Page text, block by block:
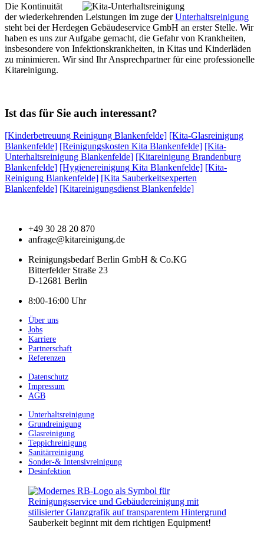
Die Kontinuität
der wiederkehrenden Leistungen im zuge derUnterhaltsreinigung
steht bei der Herdegen Gebäudeservice GmbH an erster Stelle. Wir
haben es uns zur Aufgabe gemacht, die Gefahr von Krankheiten,
insbesondere von Infektionskrankheiten, in Kitas und Kinderläden
zu minimieren. Wir sind Ihr Ansprechpartner für eine professionelle
Kitareinigung.
Ist das für Sie auch interessant?
[Kinderbetreuung Reinigung Blankenfelde] [Kita-Glasreinigung
Blankenfelde] [Reinigungskosten Kita Blankenfelde] [Kita-
Unterhaltsreinigung Blankenfelde] [Kitareinigung Brandenburg
Blankenfelde] [Hygienereinigung Kita Blankenfelde] [Kita-
Reinigung Blankenfelde] [Kita Sauberkeitsexperten
Blankenfelde] [Kitareinigungsdienst Blankenfelde]
+49 30 28 20 870
anfrage@kitareinigung.de
Reinigungsbedarf Berlin GmbH & Co.KG
Bitterfelder Straße 23
D-12681 Berlin
8:00-16:00 Uhr
Über uns
Jobs
Karriere
Partnerschaft
Referenzen
Datenschutz
Impressum
AGB
Unterhaltsreinigung
Grundreinigung
Glasreinigung
Teppichreinigung
Sanitärreinigung
Sonder-& Intensivreinigung
Desinfektion
Sauberkeit beginnt mit dem richtigen Equipment!